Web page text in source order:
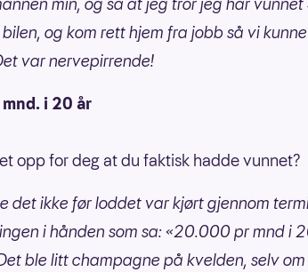
og kom rett hjem fra jobb så vi
var nervepirrende!
i 20 år
opp for deg at du faktisk hadde vunnet?
det ikke før loddet var kjørt gjennom
i hånden som sa: «20.000 pr mnd i
ble litt champagne på kvelden, selv